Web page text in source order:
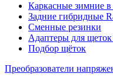
Каркасные зимние
Задние гибридные
Сменные резинки
Адаптеры для щеток
Подбор щёток
Преобразователи